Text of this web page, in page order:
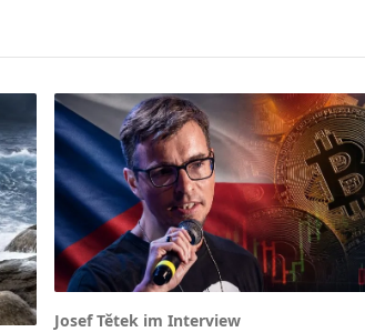
Josef Tětek im Interview